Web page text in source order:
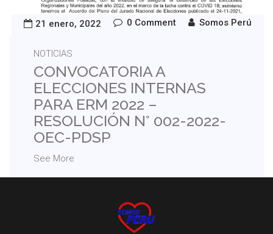
21 enero, 2022 0 Comment Somos Perú
NOTICIAS
CONVOCATORIA A
ELECCIONES INTERNAS
PARA ERM 2022 –
RESOLUCIÓN N° 002-2022-
OEC-PDSP
See More